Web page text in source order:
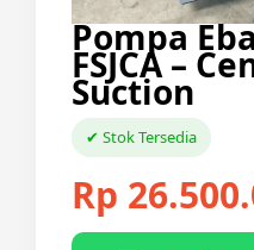
Pompa
FSJCA –
Suction
✔ Stok Tersedia
Rp